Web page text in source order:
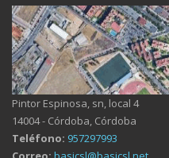
Pintor Espinosa, sn, local 4
14004 - Córdoba, Córdoba
Teléfono: 957297993